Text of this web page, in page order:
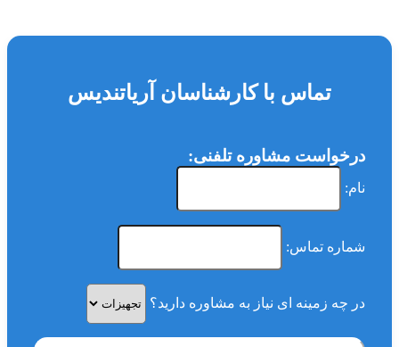
تماس با کارشناسان آریاتندیس
درخواست مشاوره تلفنی:
نام:
شماره تماس:
در چه زمینه ای نیاز به مشاوره دارید؟